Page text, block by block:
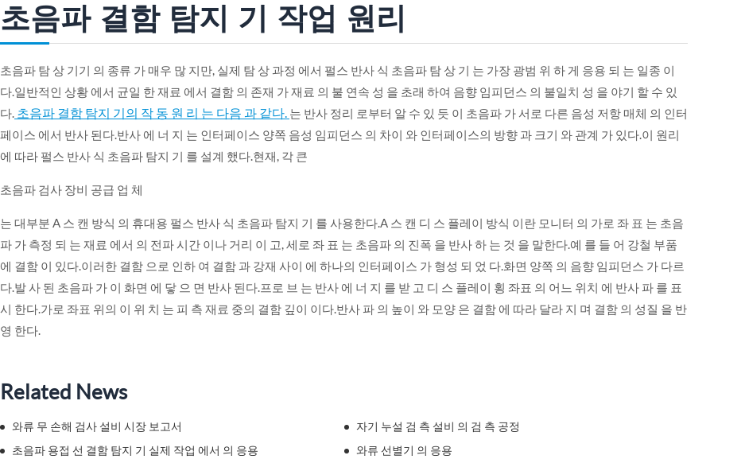
초음파 결함 탐지 기 작업 원리
초음파 탐 상 기기 의 종류 가 매우 많 지만, 실제 탐 상 과정 에서 펄스 반사 식 초음파 탐 상 기 는 가장 광범 위 하 게 응용 되 는 일종 이
다.일반적인 상황 에서 균일 한 재료 에서 결함 의 존재 가 재료 의 불 연속 성 을 초래 하여 음향 임피던스 의 불일치 성 을 야기 할 수 있
다. 초음파 결함 탐지 기의 작 동 원 리 는 다음 과 같다. 는 반사 정리 로부터 알 수 있 듯 이 초음파 가 서로 다른 음성 저항 매체 의 인터
페이스 에서 반사 된다.반사 에 너 지 는 인터페이스 양쪽 음성 임피던스 의 차이 와 인터페이스의 방향 과 크기 와 관계 가 있다.이 원리
에 따라 펄스 반사 식 초음파 탐지 기 를 설계 했다.현재, 각 큰
초음파 검사 장비 공급 업 체
는 대부분 A 스 캔 방식 의 휴대용 펄스 반사 식 초음파 탐지 기 를 사용한다.A 스 캔 디 스 플레이 방식 이란 모니터 의 가로 좌 표 는 초음
파 가 측정 되 는 재료 에서 의 전파 시간 이나 거리 이 고, 세로 좌 표 는 초음파 의 진폭 을 반사 하 는 것 을 말한다.예 를 들 어 강철 부품
에 결함 이 있다.이러한 결함 으로 인하 여 결함 과 강재 사이 에 하나의 인터페이스 가 형성 되 었 다.화면 양쪽 의 음향 임피던스 가 다르
다.발 사 된 초음파 가 이 화면 에 닿 으 면 반사 된다.프로 브 는 반사 에 너 지 를 받 고 디 스 플레이 횡 좌표 의 어느 위치 에 반사 파 를 표
시 한다.가로 좌표 위의 이 위 치 는 피 측 재료 중의 결함 깊이 이다.반사 파 의 높이 와 모양 은 결함 에 따라 달라 지 며 결함 의 성질 을 반
영 한다.
Related News
와류 무 손해 검사 설비 시장 보고서
자기 누설 검 측 설비 의 검 측 공정
초음파 용접 선 결함 탐지 기 실제 작업 에서 의 응용
와류 선별기 의 응용